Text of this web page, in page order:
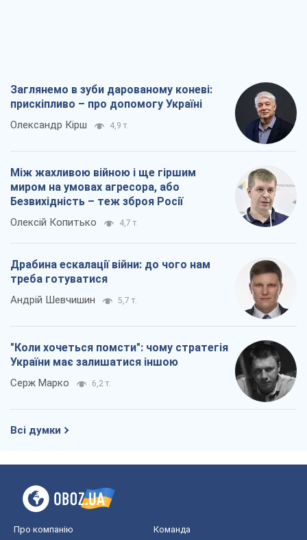
Заглянемо в зуби дарованому коневі:
прискіпливо – про допомогу Україні
Олександр Кірш 4,9 т.
Між жахливою війною і ще гіршим
миром на умовах агресора, або
Безвихідність – теж зброя Росії
Олексій Копитько 4,7 т.
Драбина ескалації війни: до чого нам
треба готуватися
Андрій Шевчишин 5,7 т.
"Коли хочеться помсти": чому стратегія
України має залишатися іншою
Серж Марко 6,2 т.
Всі думки
Про компанію Команда